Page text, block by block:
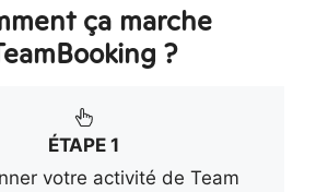
ça marche
?
ÉTAPE 1
votre activité de Team